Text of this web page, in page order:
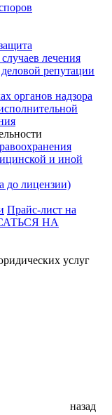
лечения
репутации
органов надзора
и иной
до лицензии)
Прайс-лист на
НА
услуг
назад